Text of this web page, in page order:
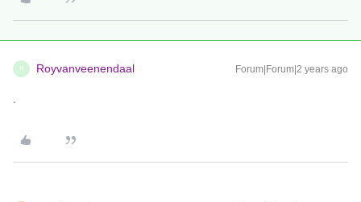
R Royvanveenendaal Forum|Forum|2 years ago
.